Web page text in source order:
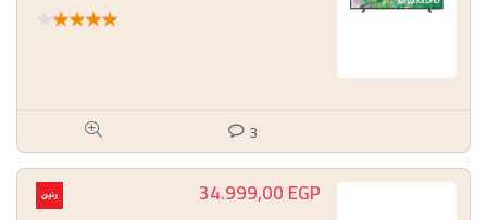
★
★
★
★
3
34.999,00EGP